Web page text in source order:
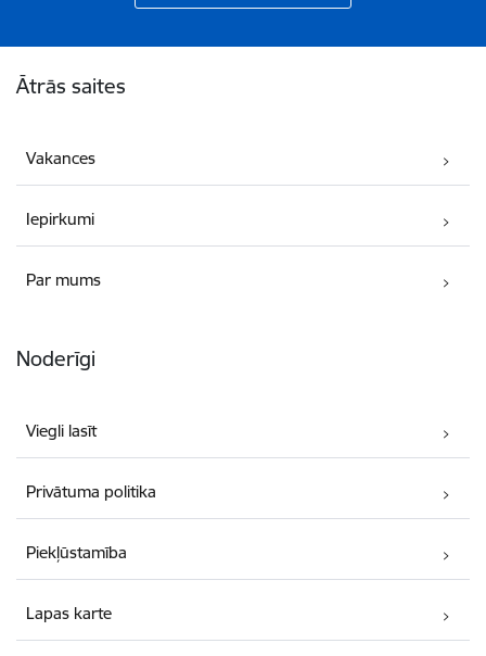
Ātrās saites
Vakances
Iepirkumi
Par mums
Noderīgi
Viegli lasīt
Privātuma politika
Piekļūstamība
Lapas karte